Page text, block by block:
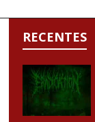
RECENTES